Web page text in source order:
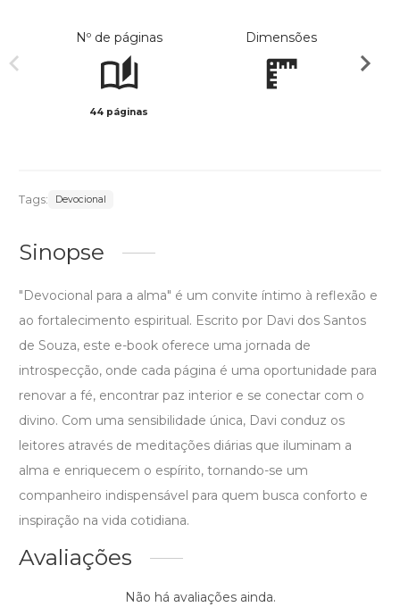
Nº de páginas
44 páginas
Dimensões
Tags: Devocional
Sinopse
"Devocional para a alma" é um convite íntimo à reflexão e
ao fortalecimento espiritual. Escrito por Davi dos Santos
de Souza, este e-book oferece uma jornada de
introspecção, onde cada página é uma oportunidade para
renovar a fé, encontrar paz interior e se conectar com o
divino. Com uma sensibilidade única, Davi conduz os
leitores através de meditações diárias que iluminam a
alma e enriquecem o espírito, tornando-se um
companheiro indispensável para quem busca conforto e
inspiração na vida cotidiana.
Avaliações
Não há avaliações ainda.